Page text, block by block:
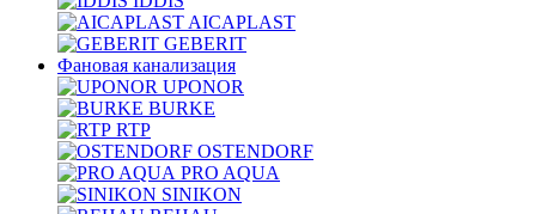
AICAPLAST
GEBERIT
Фановая канализация
UPONOR
BURKE
RTP
OSTENDORF
PRO AQUA
SINIKON